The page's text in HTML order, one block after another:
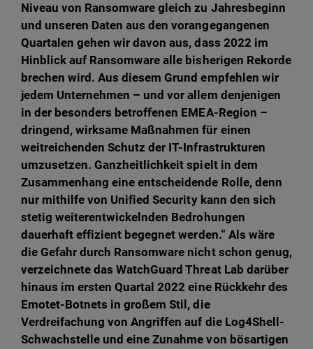
Niveau von Ransomware gleich zu Jahresbeginn
und unseren Daten aus den vorangegangenen
Quartalen gehen wir davon aus, dass 2022 im
Hinblick auf Ransomware alle bisherigen Rekorde
brechen wird. Aus diesem Grund empfehlen wir
jedem Unternehmen – und vor allem denjenigen
in der besonders betroffenen EMEA-Region –
dringend, wirksame Maßnahmen für einen
weitreichenden Schutz der IT-Infrastrukturen
umzusetzen. Ganzheitlichkeit spielt in dem
Zusammenhang eine entscheidende Rolle, denn
nur mithilfe von Unified Security kann den sich
stetig weiterentwickelnden Bedrohungen
dauerhaft effizient begegnet werden.“ Als wäre
die Gefahr durch Ransomware nicht schon genug,
verzeichnete das WatchGuard Threat Lab darüber
hinaus im ersten Quartal 2022 eine Rückkehr des
Emotet-Botnets in großem Stil, die
Verdreifachung von Angriffen auf die Log4Shell-
Schwachstelle und eine Zunahme von bösartigen